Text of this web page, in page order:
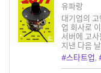
유파랑
대기업의
업 회사로
서버에 고
지낸 다음
#스타트업,